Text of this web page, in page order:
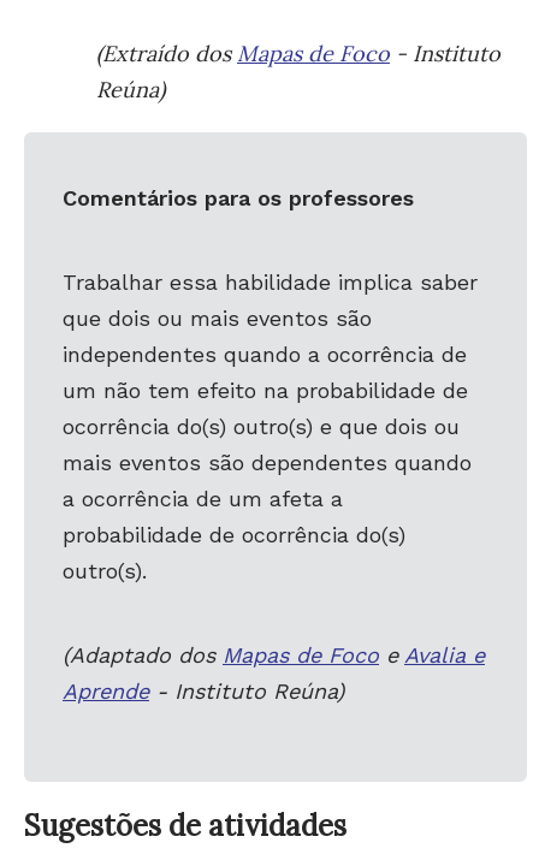
(Extraído dos Mapas de Foco - Instituto
Reúna)
Comentários para os professores
Trabalhar essa habilidade implica saber
que dois ou mais eventos são
independentes quando a ocorrência de
um não tem efeito na probabilidade de
ocorrência do(s) outro(s) e que dois ou
mais eventos são dependentes quando
a ocorrência de um afeta a
probabilidade de ocorrência do(s)
outro(s).
(Adaptado dos Mapas de Foco e Avalia e
Aprende- Instituto Reúna)
Sugestões de atividades